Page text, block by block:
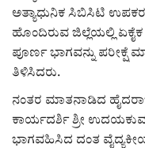
ಅತ್ಯಾಧುನಿಕ ಸಿಬಿಸಿಟಿ
ಹೊಂದಿರುವ ಜಿಲ್ಲೆಯಲ್ಲಿ
ಪೂರ್ಣ ಭಾಗವನ್ನು ಪರೀಕ್ಷೆ
ತಿಳಿಸಿದರು.
ನಂತರ ಮಾತನಾಡಿದ
ಕಾರ್ಯದರ್ಶಿ ಶ್ರೀ
ಭಾಗವಹಿಸಿದ ದಂತ